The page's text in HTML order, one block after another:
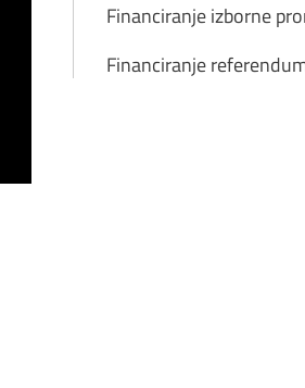
Financiranje izborne
Financiranje